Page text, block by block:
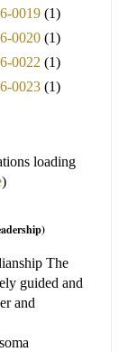
0019 (1)
0020 (1)
0022 (1)
0023 (1)
loading
)
The
guided and
and